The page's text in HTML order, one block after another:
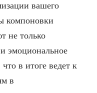
вашего
компоновки
не только
эмоциональное
в итоге ведет к
в